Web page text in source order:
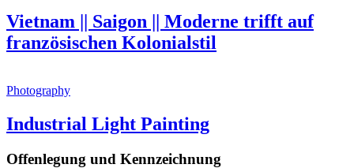
Vietnam || Saigon || Moderne trifft auf
französischen Kolonialstil
Photography
Industrial Light Painting
Offenlegung und Kennzeichnung